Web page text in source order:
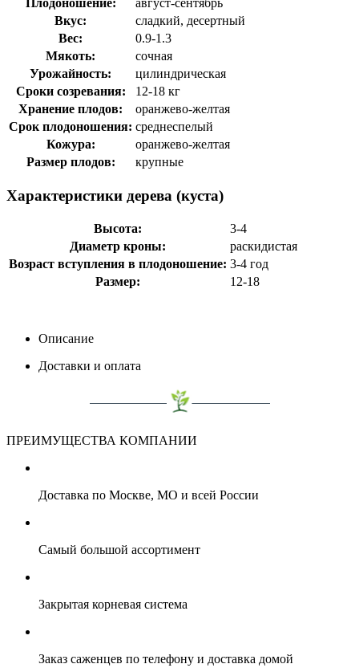
Вкус:
сладкий, десертный
Вес:
0.9-1.3
Мякоть:
сочная
Урожайность:
цилиндрическая
Сроки созревания:
12-18 кг
Хранение плодов:
оранжево-желтая
Срок плодоношения: среднеспелый
Кожура:
оранжево-желтая
Размер плодов:
крупные
Характеристики дерева (куста)
Высота:
3-4
Диаметр кроны:
раскидистая
Возраст вступления в плодоношение: 3-4 год
Размер:
12-18
Описание
Доставки и оплата
ПРЕИМУЩЕСТВА КОМПАНИИ
Доставка по Москве, МО и всей России
Самый большой ассортимент
Закрытая корневая система
Заказ саженцев по телефону и доставка домой